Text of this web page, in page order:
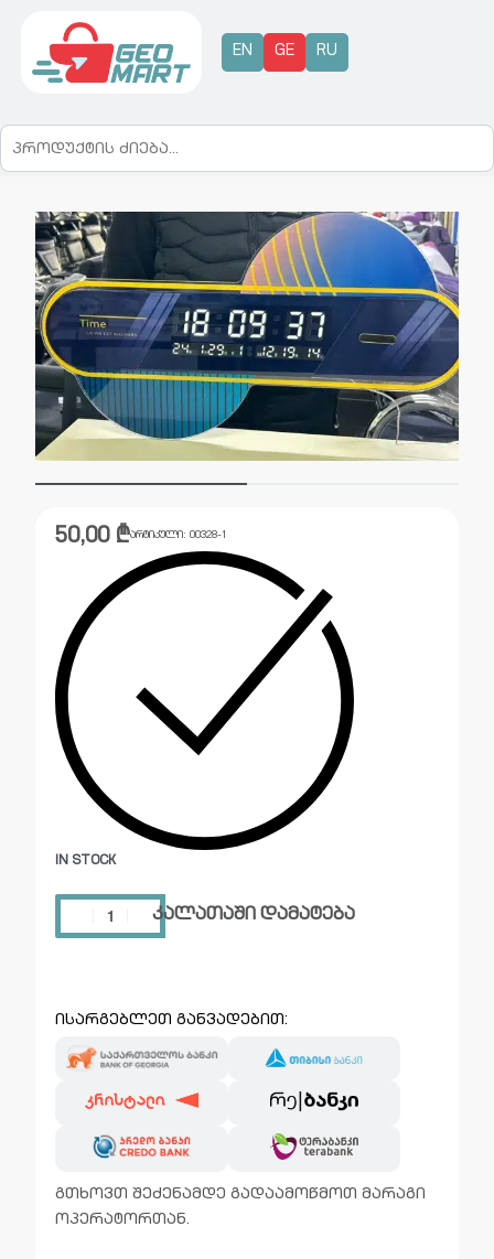
EN GE RU
50,00 ₾არტიკული: 00328-1
IN STOCK
კალათაში დამატება
ისარგებლეთ განვადებით:
გთხოვთ შეძენამდე გადაამოწმოთ მარაგი
ოპერატორთან.